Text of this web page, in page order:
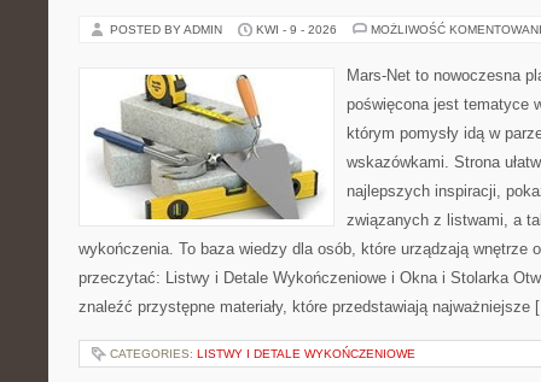
POSTED BY ADMIN KWI - 9 - 2026 MOŻLIWOŚĆ
Mars-Net to nowoczesna
poświęcona jest tematyce
którym pomysły idą w
wskazówkami. Strona
najlepszych inspiracji,
związanych z listwami, a
wykończenia. To baza wiedzy dla osób, które urządzają wnętrze
przeczytać: Listwy i Detale Wykończeniowe i Okna i Stolarka
znaleźć przystępne materiały, które przedstawiają
CATEGORIES: LISTWY I DETALE WYKOŃCZENIOWE